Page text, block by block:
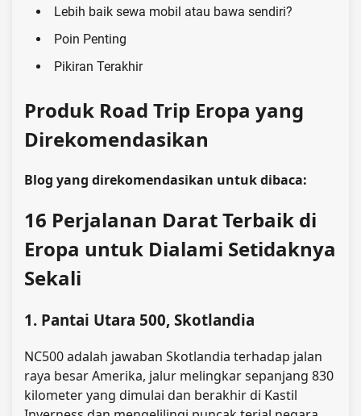
Lebih baik sewa mobil atau bawa sendiri?
Poin Penting
Pikiran Terakhir
Produk Road Trip Eropa yang
Direkomendasikan
Blog yang direkomendasikan untuk dibaca:
16 Perjalanan Darat Terbaik di
Eropa untuk Dialami Setidaknya
Sekali
1. Pantai Utara 500, Skotlandia
NC500 adalah jawaban Skotlandia terhadap jalan
raya besar Amerika, jalur melingkar sepanjang 830
kilometer yang dimulai dan berakhir di Kastil